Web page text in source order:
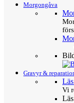
Morgongåva
Gravyr &
Vi